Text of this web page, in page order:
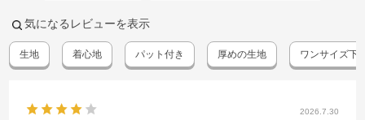
気になるレビューを表示
生地 着心地 パット付き 厚めの生地 ワンサイズ下
2026.7.30